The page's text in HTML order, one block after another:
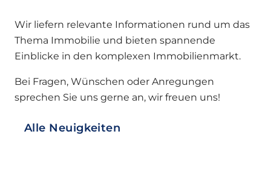
Wir liefern relevante Informationen rund um das
Thema Immobilie und bieten spannende
Einblicke in den komplexen Immobilienmarkt.
Bei Fragen, Wünschen oder Anregungen
sprechen Sie uns gerne an, wir freuen uns!
Alle Neuigkeiten